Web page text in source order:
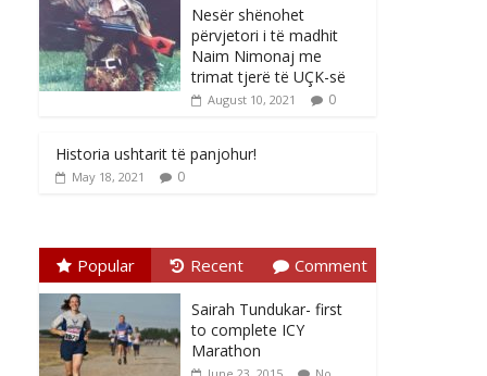
Nesër shënohet
përvjetori i të madhit
Naim Nimonaj me
trimat tjerë të UÇK-së
August 10, 2021 0
Historia ushtarit të panjohur!
May 18, 2021 0
Popular Recent Comment
Sairah Tundukar- first
to complete ICY
Marathon